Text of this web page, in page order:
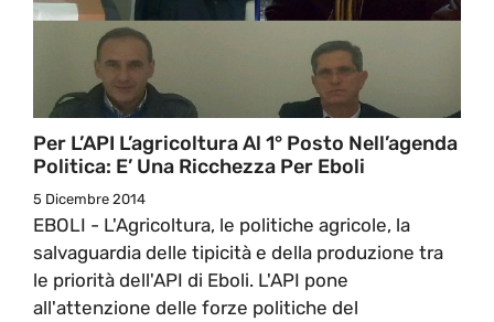
Per L’API L’agricoltura Al 1° Posto Nell’agenda
Politica: E’ Una Ricchezza Per Eboli
5 Dicembre 2014
EBOLI - L'Agricoltura, le politiche agricole, la
salvaguardia delle tipicità e della produzione tra
le priorità dell'API di Eboli. L'API pone
all'attenzione delle forze politiche del